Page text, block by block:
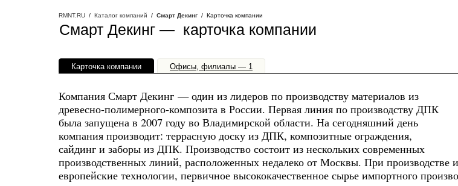
RMNT.RU / Каталог компаний / Смарт Декинг / Карточка компании
Смарт Декинг — карточка компании
Карточка компании Офисы, филиалы — 1
Компания Смарт Декинг — один из лидеров по производству материалов из
древесно-полимерного-композита в России. Первая линия по производству ДПК
была запущена в 2007 году во Владимирской области. На сегодняшний день
компания производит: террасную доску из ДПК, композитные ограждения,
сайдинг и заборы из ДПК. Производство состоит из нескольких современных
производственных линий, расположенных недалеко от Москвы. При производстве
европейские технологии, первичное высококачественное сырье импортного